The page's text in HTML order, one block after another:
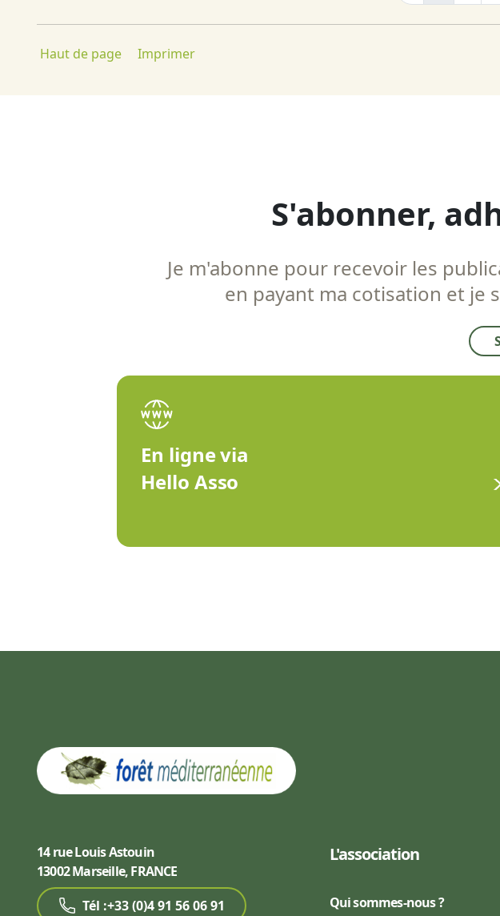
Haut de page Imprimer
S'abonner,
Je m'abonne pour recevoir les
en payant ma cotisation et je
En ligne via
Hello Asso
14 rue Louis Astouin
13002 Marseille, FRANCE
Tél :+33 (0)4 91 56 06 91
L'association
Qui sommes-nous ?